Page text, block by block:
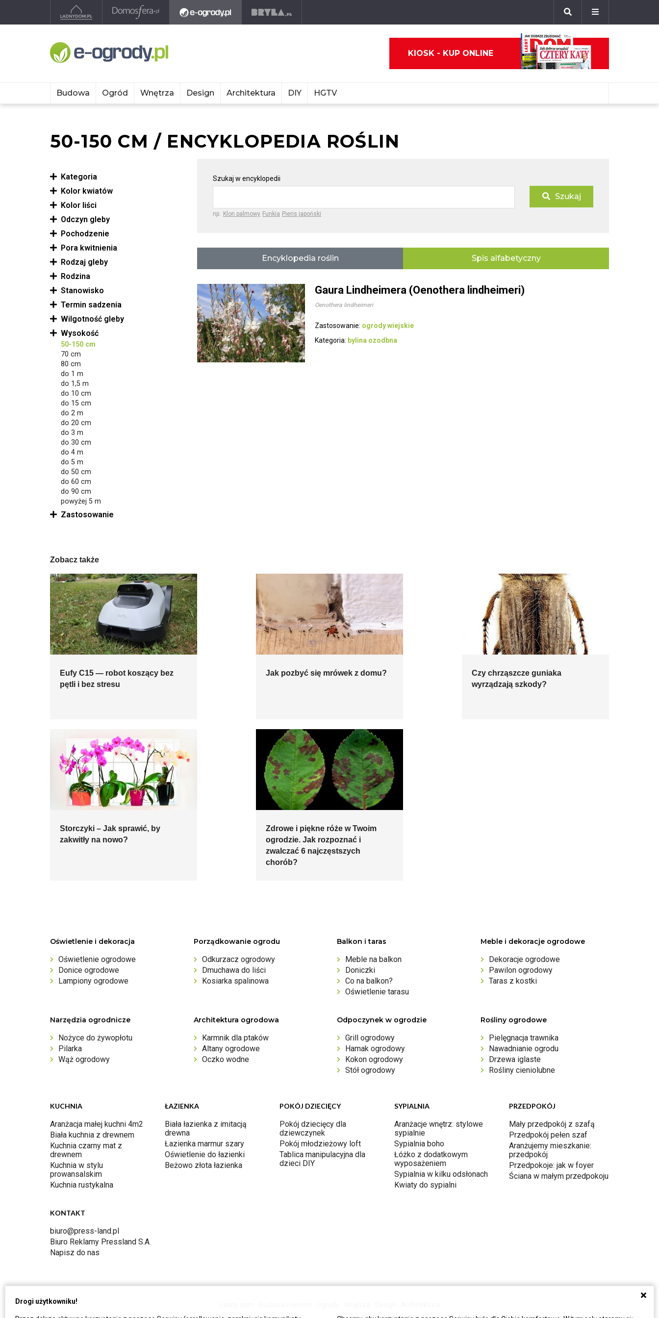
KIOSK - KUP ONLINE
Budowa Ogród Wnętrza Design Architektura DIY HGTV
50-150 CM / ENCYKLOPEDIA ROŚLIN
Kategoria
Kolor kwiatów
Kolor liści
Odczyn gleby
Pochodzenie
Pora kwitnienia
Rodzaj gleby
Rodzina
Stanowisko
Termin sadzenia
Wilgotność gleby
Wysokość
50-150 cm
70 cm
80 cm
do 1 m
do 1,5 m
do 10 cm
do 15 cm
do 2 m
do 20 cm
do 3 m
do 30 cm
do 4 m
do 5 m
do 50 cm
do 60 cm
do 90 cm
powyżej 5 m
Zastosowanie
Szukaj w encyklopedii
np. Klon palmowy Funkia Pieris japoński
Szukaj
Encyklopedia roślin Spis alfabetyczny
Gaura Lindheimera (Oenothera lindheimeri)
Oenothera lindheimeri
Zastosowanie: ogrody wiejskie
Kategoria: bylina ozodbna
Zobacz także
Eufy C15 — robot koszący bez
pętli i bez stresu
Jak pozbyć się mrówek z domu?
Czy chrząszcze guniaka
wyrządzają szkody?
Storczyki – Jak sprawić, by
zakwitły na nowo?
Zdrowe i piękne róże w Twoim
ogrodzie. Jak rozpoznać i
zwalczać 6 najczęstszych
chorób?
Oświetlenie i dekoracja
Oświetlenie ogrodowe
Donice ogrodowe
Lampiony ogrodowe
Porządkowanie ogrodu
Odkurzacz ogrodowy
Dmuchawa do liści
Kosiarka spalinowa
Balkon i taras
Meble na balkon
Doniczki
Co na balkon?
Oświetlenie tarasu
Meble i dekoracje ogrodowe
Dekoracje ogrodowe
Pawilon ogrodowy
Taras z kostki
Narzędzia ogrodnicze
Nożyce do żywopłotu
Pilarka
Wąż ogrodowy
Architektura ogrodowa
Karmnik dla ptaków
Altany ogrodowe
Oczko wodne
Odpoczynek w ogrodzie
Grill ogrodowy
Hamak ogrodowy
Kokon ogrodowy
Stół ogrodowy
Rośliny ogrodowe
Pielęgnacja trawnika
Nawadnianie ogrodu
Drzewa iglaste
Rośliny cieniolubne
KUCHNIA
Aranżacja małej kuchni 4m2
Biała kuchnia z drewnem
Kuchnia czarny mat z
drewnem
Kuchnia w stylu
prowansalskim
Kuchnia rustykalna
ŁAZIENKA
Biała łazienka z imitacją
drewna
Łazienka marmur szary
Oświetlenie do łazienki
Beżowo złota łazienka
POKÓJ DZIECIĘCY
Pokój dziecięcy dla
dziewczynek
Pokój młodzieżowy loft
Tablica manipulacyjna dla
dzieci DIY
SYPIALNIA
Aranżacje wnętrz: stylowe
sypialnie
Sypialnia boho
Łóżko z dodatkowym
wyposażeniem
Sypialnia w kilku odsłonach
Kwiaty do sypialni
PRZEDPOKÓJ
Mały przedpokój z szafą
Przedpokój pełen szaf
Aranżujemy mieszkanie:
przedpokój
Przedpokoje: jak w foyer
Ściana w małym przedpokoju
KONTAKT
biuro@press-land.pl
Biuro Reklamy Pressland S.A.
Napisz do nas
Drogi użytkowniku!